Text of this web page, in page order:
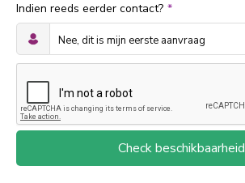
Indien reeds eerder contact? *
Check beschikbaarheid